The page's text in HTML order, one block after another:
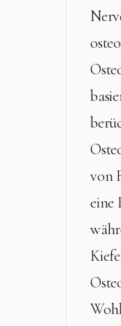
von
eine